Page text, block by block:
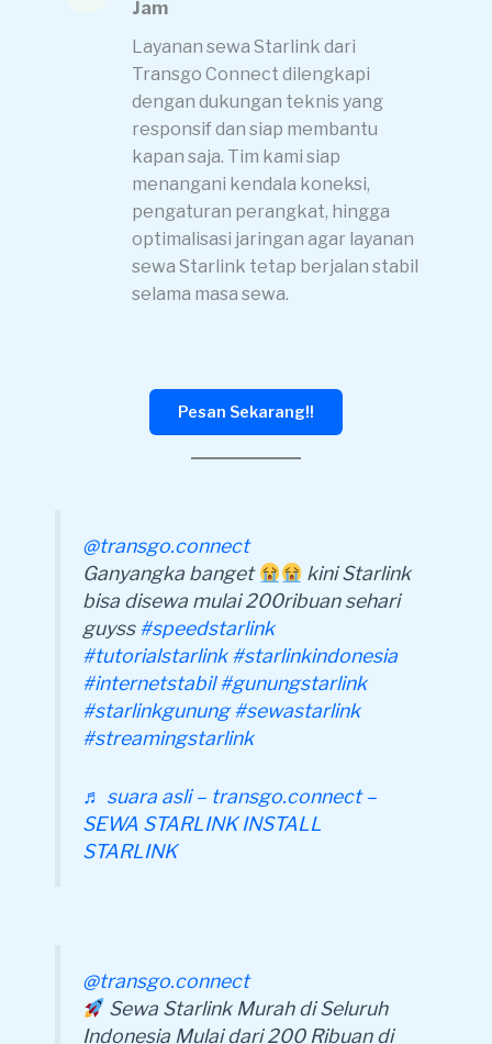
Jam
Layanan sewa Starlink dari
Transgo Connect dilengkapi
dengan dukungan teknis yang
responsif dan siap membantu
kapan saja. Tim kami siap
menangani kendala koneksi,
pengaturan perangkat, hingga
optimalisasi jaringan agar layanan
sewa Starlink tetap berjalan stabil
selama masa sewa.
Pesan Sekarang!!
@transgo.connect
Ganyangka banget
kini Starlink
bisa disewa mulai 200ribuan sehari
guyss#speedstarlink
#tutorialstarlink #starlinkindonesia
#internetstabil #gunungstarlink
#starlinkgunung #sewastarlink
#streamingstarlink
♬ suara asli – transgo.connect –
SEWA STARLINK INSTALL
STARLINK
@transgo.connect
Sewa Starlink Murah di Seluruh
Indonesia Mulai dari 200 Ribuan di